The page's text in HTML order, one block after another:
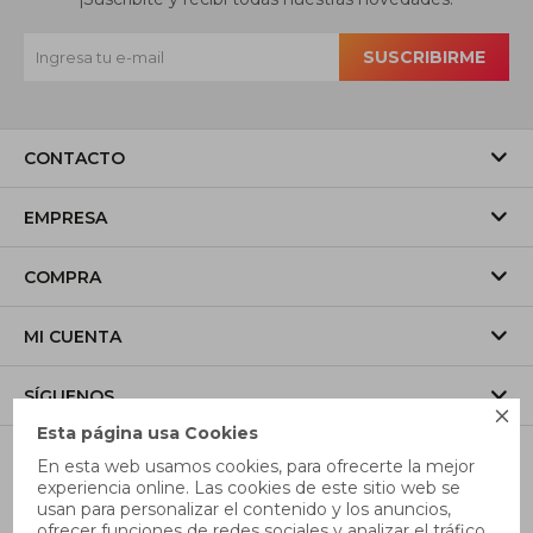

Esta página usa Cookies
En esta web usamos cookies, para ofrecerte la mejor
experiencia online. Las cookies de este sitio web se
usan para personalizar el contenido y los anuncios,
CONTACTO
EMPRESA
COMPRA
MI CUENTA
SÍGUENOS
SUSCRIBIRME